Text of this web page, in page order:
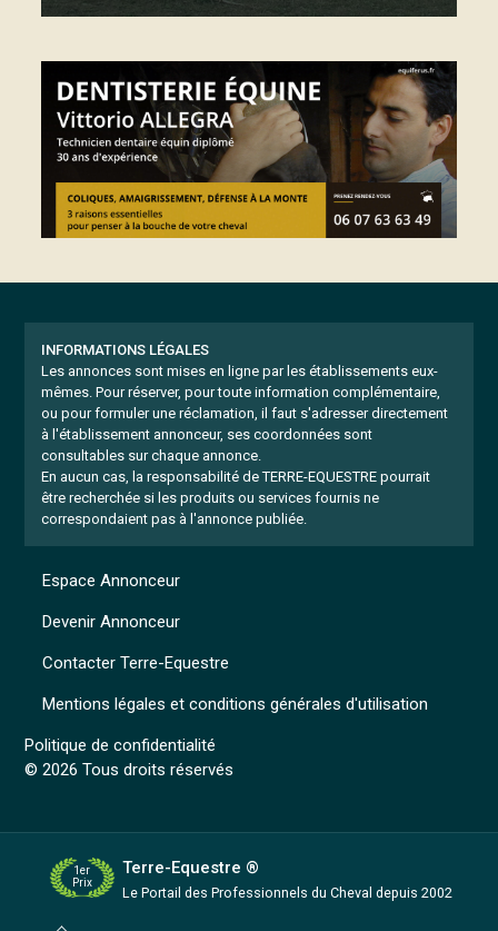
INFORMATIONS LÉGALES
Les annonces sont mises en ligne par les établissements eux-
mêmes. Pour réserver, pour toute information complémentaire,
ou pour formuler une réclamation, il faut s'adresser directement
à l'établissement annonceur, ses coordonnées sont
consultables sur chaque annonce.
En aucun cas, la responsabilité de TERRE-EQUESTRE pourrait
être recherchée si les produits ou services fournis ne
correspondaient pas à l'annonce publiée.
Mentions légales et conditions générales d'utilisation
Politique de confidentialité
© 2026 Tous droits réservés
Espace Annonceur
Devenir Annonceur
Contacter Terre-Equestre
1er
Prix
Terre-Equestre ®
Le Portail des Professionnels du Cheval depuis 2002